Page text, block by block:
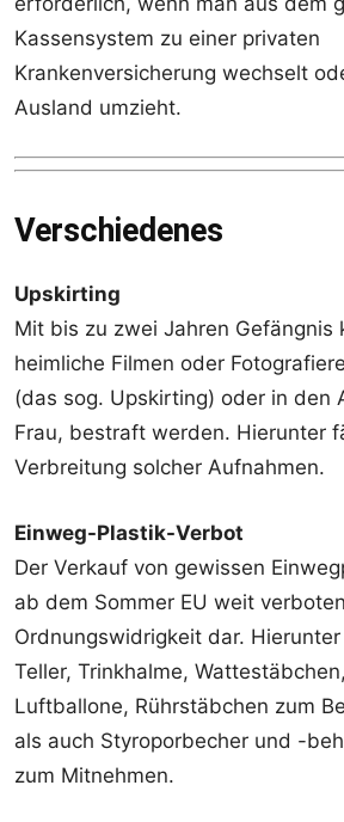
Kassensystem zu einer privaten
Krankenversicherung wechselt
Ausland umzieht.
Verschiedenes
Upskirting
Mit bis zu zwei Jahren Gefängnis
heimliche Filmen oder
(das sog. Upskirting) oder in den
Frau, bestraft werden. Hierunter
Verbreitung solcher Aufnahmen.
Einweg-Plastik-Verbot
Der Verkauf von gewissen
ab dem Sommer EU weit
Ordnungswidrigkeit dar.
Teller, Trinkhalme,
Luftballone, Rührstäbchen zum
als auch Styroporbecher und -
zum Mitnehmen.